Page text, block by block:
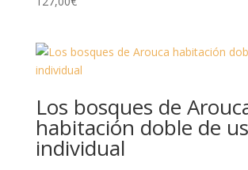
Los bosques de
habitación doble de
individual